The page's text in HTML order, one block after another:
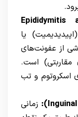
(Epididymitis
یا
از عفونت‌های
مقاربتی) است.
اسکروتوم و تب
: زمانی